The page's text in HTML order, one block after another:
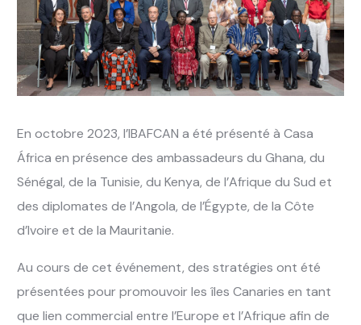
En octobre 2023, l’IBAFCAN a été présenté à Casa
África en présence des ambassadeurs du Ghana, du
Sénégal, de la Tunisie, du Kenya, de l’Afrique du Sud et
des diplomates de l’Angola, de l’Égypte, de la Côte
d’Ivoire et de la Mauritanie.
Au cours de cet événement, des stratégies ont été
présentées pour promouvoir les îles Canaries en tant
que lien commercial entre l’Europe et l’Afrique afin de